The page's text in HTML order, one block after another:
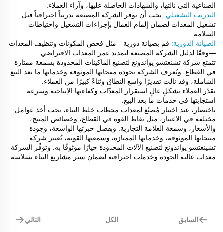
الصناعية التي نالتها، والشهادات الحاصلة عليها، وآراء العملاء.
التدريب التشغيلي: يجب أن توفر الشركة المصنعة تدريباً احترافياً قبل
تشغيل المعدات لضمان إلمام العمال بإجراءات التشغيل واحتياطات
السلامة.
الصيانة الدورية: قم بصيانة دورية—مثل فحص المكونات وتنظيف المعدات
—وفقًا لدليل الشركة المصنعة لتمديد عمر المعدات الافتراضي.
تتمتع شركة تشنغتشو يواندونغ لتصنيع الماكينات المحدودة بسمعة ممتازة
في القطاع. وتُعرف الشركة بجودة منتجاتها الموثوقة وخدماتها ما بعد البيع
الشاملة، وقد نالت تقديرًا واسع النطاق وثناءً كبيرًا من العملاء.
يقدّر العملاء بشكلٍ عالٍ استقرار المعدّات وكفاءتها الإنتاجية وسرعة
استجابتها في خدمات ما بعد البيع.
باختصار، عند اختيار مُصنِّع لمعدات محطات خلط البناء، يجب أخذ عوامل
مختلفة في الاعتبار، مثل نقاط القوة في القطاع، وخصائص المنتج،
والأسعار، وسمعة العلامة التجارية. وبفضل خبرتها الواسعة، وجودة
منتجاتها الموثوقة، وخدماتها الممتازة، وسمعتها القوية، تُعتبر شركة
تشينغتشو يواندونغ لتصنيع الآلات المحدودة خيارًا موثوقًا به. وتوفِّر الشركة
معدات عالية الجودة وخدمات احترافية لضمان سير مشاريع البناء بسلاسة.
السابق الكل التالي